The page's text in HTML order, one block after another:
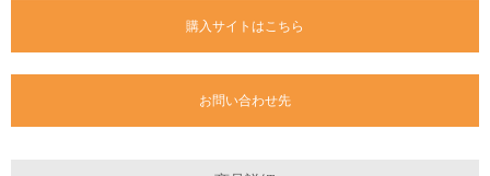
購入サイトはこちら
お問い合わせ先